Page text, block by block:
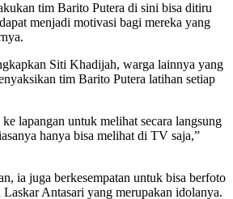
tim Barito Putera di sini bisa ditiru
menjadi motivasi bagi mereka yang
Siti Khadijah, warga lainnya yang
tim Barito Putera latihan setiap
lapangan untuk melihat secara langsung
hanya bisa melihat di TV saja,”
ia juga berkesempatan untuk bisa berfoto
Laskar Antasari yang merupakan idolanya.